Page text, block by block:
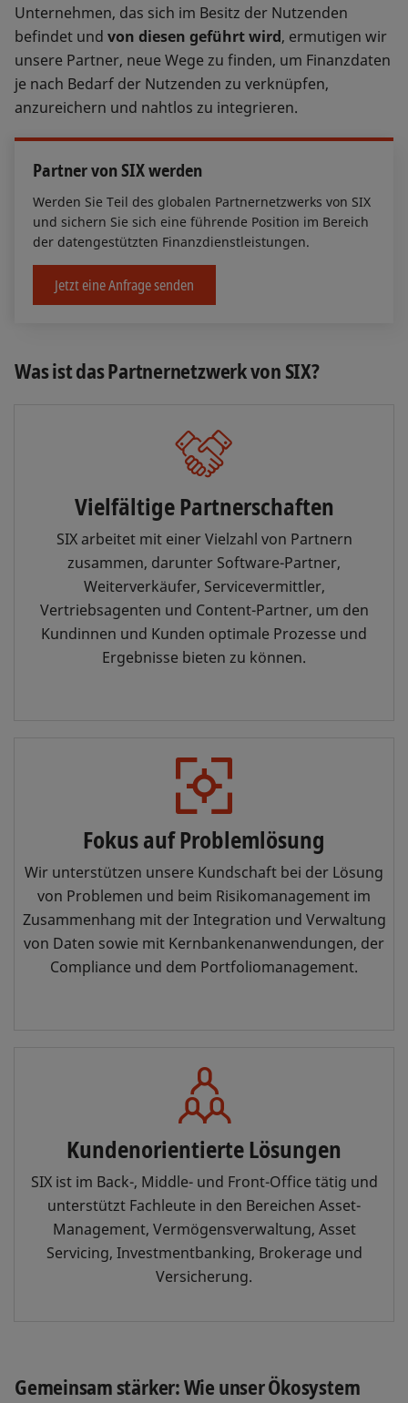
Unternehmen, das sich im Besitz der Nutzenden
befindet und von diesen geführt wird, ermutigen wir
unsere Partner, neue Wege zu finden, um Finanzdaten
je nach Bedarf der Nutzenden zu verknüpfen,
anzureichern und nahtlos zu integrieren.
Partner von SIX werden
Werden Sie Teil des globalen Partnernetzwerks von SIX
und sichern Sie sich eine führende Position im Bereich
der datengestützten Finanzdienstleistungen.
Jetzt eine Anfrage senden
Was ist das Partnernetzwerk von SIX?
Vielfältige Partnerschaften
SIX arbeitet mit einer Vielzahl von Partnern
zusammen, darunter Software-Partner,
Weiterverkäufer, Servicevermittler,
Vertriebsagenten und Content-Partner, um den
Kundinnen und Kunden optimale Prozesse und
Ergebnisse bieten zu können.
Fokus auf Problemlösung
Wir unterstützen unsere Kundschaft bei der Lösung
von Problemen und beim Risikomanagement im
Zusammenhang mit der Integration und Verwaltung
von Daten sowie mit Kernbankenanwendungen, der
Compliance und dem Portfoliomanagement.
Kundenorientierte Lösungen
SIX ist im Back-, Middle- und Front-Office tätig und
unterstützt Fachleute in den Bereichen Asset-
Management, Vermögensverwaltung, Asset
Servicing, Investmentbanking, Brokerage und
Versicherung.
Gemeinsam stärker: Wie unser Ökosystem